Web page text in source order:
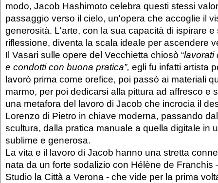
modo, Jacob Hashimoto celebra questi stessi
passaggio verso il cielo, un'opera che accoglie il
generosità. L'arte, con la sua capacità di ispirare e
riflessione, diventa la scala ideale per ascendere
Il Vasari sulle opere del Vecchietta chiosò “lavorati
e condotti con buona pratica”, egli fu infatti artista
lavorò prima come orefice, poi passò ai materiali
marmo, per poi dedicarsi alla pittura ad affresco e
una metafora del lavoro di Jacob che incrocia il
Lorenzo di Pietro in chiave moderna, passando
scultura, dalla pratica manuale a quella digitale in
sublime e generosa.
La vita e il lavoro di Jacob hanno una stretta
nata da un forte sodalizio con Hélène de Franchis
Studio la Città a Verona - che vide per la prima